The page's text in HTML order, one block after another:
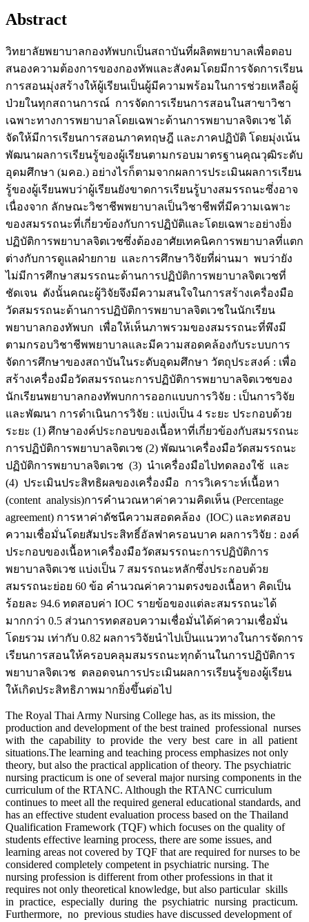
Abstract
วิทยาลัยพยาบาลกองทัพบกเป็นสถาบันที่ผลิตพยาบาลเพื่อตอบ
สนองความต้องการของกองทัพและสังคมโดยมีการจัดการเรียน
การสอนมุ่งสร้างให้ผู้เรียนเป็นผู้มีความพร้อมในการช่วยเหลือผู้
ป่วยในทุกสถานการณ์ การจัดการเรียนการสอนในสาขาวิชา
เฉพาะทางการพยาบาลโดยเฉพาะด้านการพยาบาลจิตเวช ได้
จัดให้มีการเรียนการสอนภาคทฤษฎี และภาคปฏิบัติ โดยมุ่งเน้น
พัฒนาผลการเรียนรู้ของผู้เรียนตามกรอบมาตรฐานคุณวุฒิระดับ
อุดมศึกษา (มคอ.) อย่างไรก็ตามจากผลการประเมินผลการเรียน
รู้ของผู้เรียนพบว่าผู้เรียนยังขาดการเรียนรู้บางสมรรถนะซึ่งอาจ
เนื่องจาก ลักษณะวิชาชีพพยาบาลเป็นวิชาชีพที่มีความเฉพาะ
ของสมรรถนะที่เกี่ยวข้องกับการปฏิบัติและโดยเฉพาะอย่างยิ่ง
ปฏิบัติการพยาบาลจิตเวชซึ่งต้องอาศัยเทคนิคการพยาบาลที่แตก
ต่างกับการดูแลฝ่ายกาย และการศึกษาวิจัยที่ผ่านมา พบว่ายัง
ไม่มีการศึกษาสมรรถนะด้านการปฏิบัติการพยาบาลจิตเวชที่
ชัดเจน ดังนั้นคณะผู้วิจัยจึงมีความสนใจในการสร้างเครื่องมือ
วัดสมรรถนะด้านการปฏิบัติการพยาบาลจิตเวชในนักเรียน
พยาบาลกองทัพบก เพื่อให้เห็นภาพรวมของสมรรถนะที่พึงมี
ตามกรอบวิชาชีพพยาบาลและมีความสอดคล้องกับระบบการ
จัดการศึกษาของสถาบันในระดับอุดมศึกษา วัตถุประสงค์ : เพื่อ
สร้างเครื่องมือวัดสมรรถนะการปฏิบัติการพยาบาลจิตเวชของ
นักเรียนพยาบาลกองทัพบกการออกแบบการวิจัย : เป็นการวิจัย
และพัฒนา การดำเนินการวิจัย : แบ่งเป็น 4 ระยะ ประกอบด้วย
ระยะ (1) ศึกษาองค์ประกอบของเนื้อหาที่เกี่ยวข้องกับสมรรถนะ
การปฏิบัติการพยาบาลจิตเวช (2) พัฒนาเครื่องมือวัดสมรรถนะ
ปฏิบัติการพยาบาลจิตเวช (3) นำเครื่องมือไปทดลองใช้ และ
(4) ประเมินประสิทธิผลของเครื่องมือ การวิเคราะห์เนื้อหา
(content analysis)การคำนวณหาค่าความคิดเห็น (Percentage
agreement) การหาค่าดัชนีความสอดคล้อง (IOC) และทดสอบ
ความเชื่อมั่นโดยสัมประสิทธิ์อัลฟาครอนบาค ผลการวิจัย : องค์
ประกอบของเนื้อหาเครื่องมือวัดสมรรถนะการปฏิบัติการ
พยาบาลจิตเวช แบ่งเป็น 7 สมรรถนะหลักซึ่งประกอบด้วย
สมรรถนะย่อย 60 ข้อ คำนวณค่าความตรงของเนื้อหา คิดเป็น
ร้อยละ 94.6 ทดสอบค่า IOC รายข้อของแต่ละสมรรถนะได้
มากกว่า 0.5 ส่วนการทดสอบความเชื่อมั่นได้ค่าความเชื่อมั่น
โดยรวม เท่ากับ 0.82 ผลการวิจัยนำไปเป็นแนวทางในการจัดการ
เรียนการสอนให้ครอบคลุมสมรรถนะทุกด้านในการปฏิบัติการ
พยาบาลจิตเวช ตลอดจนการประเมินผลการเรียนรู้ของผู้เรียน
ให้เกิดประสิทธิภาพมากยิ่งขึ้นต่อไป
The Royal Thai Army Nursing College has, as its mission, the
production and development of the best trained professional nurses
with the capability to provide the very best care in all patient
situations.The learning and teaching process emphasizes not only
theory, but also the practical application of theory. The psychiatric
nursing practicum is one of several major nursing components in the
curriculum of the RTANC. Although the RTANC curriculum
continues to meet all the required general educational standards, and
has an effective student evaluation process based on the Thailand
Qualification Framework (TQF) which focuses on the quality of
students effective learning process, there are some issues, and
learning areas not covered by TQF that are required for nurses to be
considered completely competent in psychiatric nursing. The
nursing profession is different from other professions in that it
requires not only theoretical knowledge, but also particular skills
in practice, especially during the psychiatric nursing practicum.
Furthermore, no previous studies have discussed development of